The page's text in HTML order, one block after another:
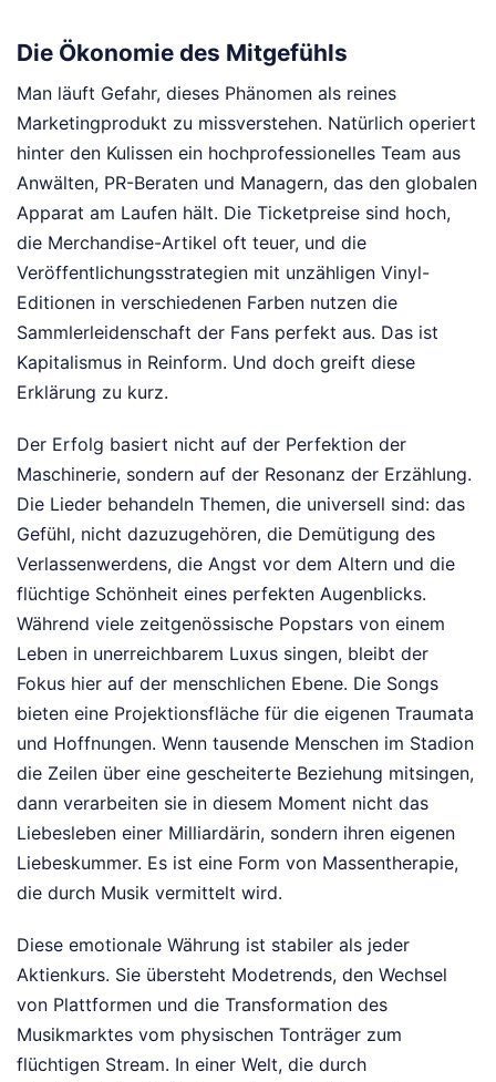
Die Ökonomie des Mitgefühls
Man läuft Gefahr, dieses Phänomen als reines
Marketingprodukt zu missverstehen. Natürlich operiert
hinter den Kulissen ein hochprofessionelles Team aus
Anwälten, PR-Beraten und Managern, das den globalen
Apparat am Laufen hält. Die Ticketpreise sind hoch,
die Merchandise-Artikel oft teuer, und die
Veröffentlichungsstrategien mit unzähligen Vinyl-
Editionen in verschiedenen Farben nutzen die
Sammlerleidenschaft der Fans perfekt aus. Das ist
Kapitalismus in Reinform. Und doch greift diese
Erklärung zu kurz.
Der Erfolg basiert nicht auf der Perfektion der
Maschinerie, sondern auf der Resonanz der Erzählung.
Die Lieder behandeln Themen, die universell sind: das
Gefühl, nicht dazuzugehören, die Demütigung des
Verlassenwerdens, die Angst vor dem Altern und die
flüchtige Schönheit eines perfekten Augenblicks.
Während viele zeitgenössische Popstars von einem
Leben in unerreichbarem Luxus singen, bleibt der
Fokus hier auf der menschlichen Ebene. Die Songs
bieten eine Projektionsfläche für die eigenen Traumata
und Hoffnungen. Wenn tausende Menschen im Stadion
die Zeilen über eine gescheiterte Beziehung mitsingen,
dann verarbeiten sie in diesem Moment nicht das
Liebesleben einer Milliardärin, sondern ihren eigenen
Liebeskummer. Es ist eine Form von Massentherapie,
die durch Musik vermittelt wird.
Diese emotionale Währung ist stabiler als jeder
Aktienkurs. Sie übersteht Modetrends, den Wechsel
von Plattformen und die Transformation des
Musikmarktes vom physischen Tonträger zum
flüchtigen Stream. In einer Welt, die durch